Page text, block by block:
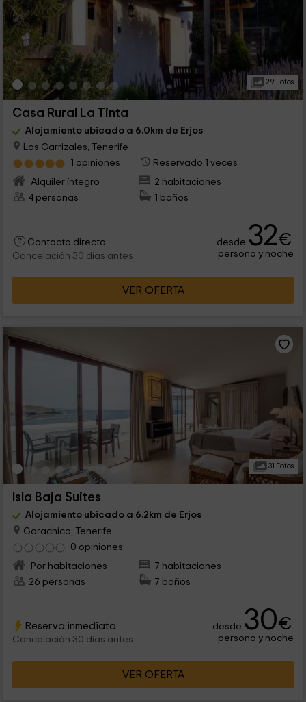
29 Fotos
Casa Rural La Tinta
Alojamiento ubicado a 6.0km de Erjos
Los Carrizales, Tenerife
1 opiniones
Reservado 1 veces
Alquiler íntegro
2 habitaciones
4 personas
1 baños
Contacto directo
Cancelación 30 días antes
desde 32€
persona y noche
VER OFERTA
31 Fotos
Isla Baja Suites
Alojamiento ubicado a 6.2km de Erjos
Garachico, Tenerife
0 opiniones
Por habitaciones
7 habitaciones
26 personas
7 baños
Reserva inmediata
Cancelación 30 días antes
desde 30€
persona y noche
VER OFERTA